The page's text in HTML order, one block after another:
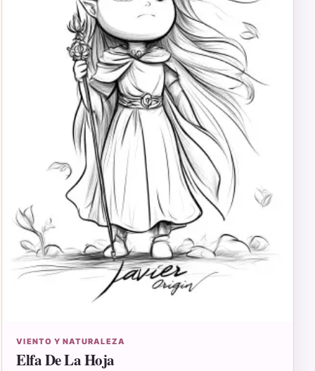
VIENTO Y NATURALEZA
Elfa De La Hoja